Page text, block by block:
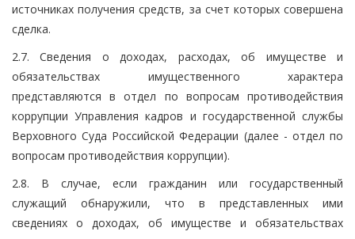
источниках получения средств, за счет которых совершена
сделка.
2.7. Сведения о доходах, расходах, об имуществе и
обязательствах имущественного характера
представляются в отдел по вопросам противодействия
коррупции Управления кадров и государственной службы
Верховного Суда Российской Федерации (далее - отдел по
вопросам противодействия коррупции).
2.8. В случае, если гражданин или государственный
служащий обнаружили, что в представленных ими
сведениях о доходах, об имуществе и обязательствах